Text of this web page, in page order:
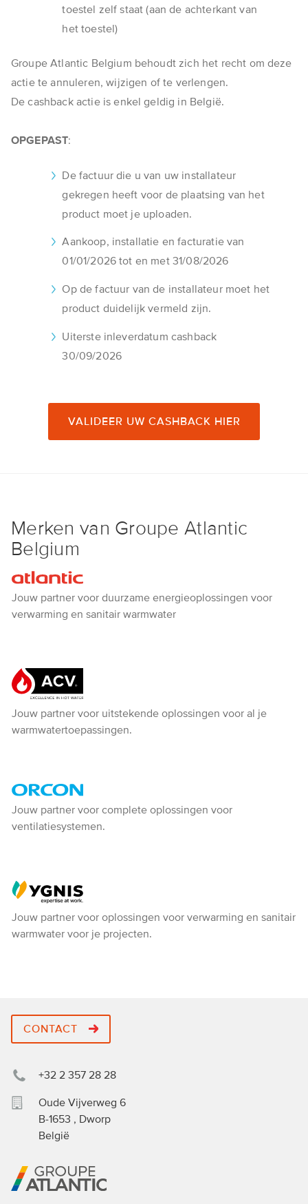
toestel zelf staat (aan de achterkant van
het toestel)
Groupe ​Atlantic Belgium behoudt zich het recht om deze
actie te annuleren, wijzigen of te verlengen.
De cashback actie is enkel geldig in België.
OPGEPAST:
De factuur die u van uw installateur
gekregen heeft voor de plaatsing van het
product moet je uploaden.
Aankoop, installatie en facturatie van
01/01/2026 tot en met 31/08/2026
Op de factuur van de installateur moet het
product duidelijk vermeld zijn.
Uiterste inleverdatum cashback
30/09/2026
VALIDEER UW CASHBACK HIER
Merken van Groupe Atlantic
Belgium
Atlantic
Jouw partner voor duurzame energieoplossingen voor
verwarming en sanitair warmwater
ACV
Jouw partner voor uitstekende oplossingen voor al je
warmwatertoepassingen.
Orcon
-
Jouw partner voor complete oplossingen voor
ventilatiesystemen.
Ygnis
Jouw partner voor oplossingen voor verwarming en sanitair
warmwater voor je projecten.
CONTACT
+32 2 357 28 28
Oude Vijverweg 6
B-1653 , Dworp
België